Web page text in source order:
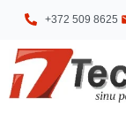
+372 509 8625